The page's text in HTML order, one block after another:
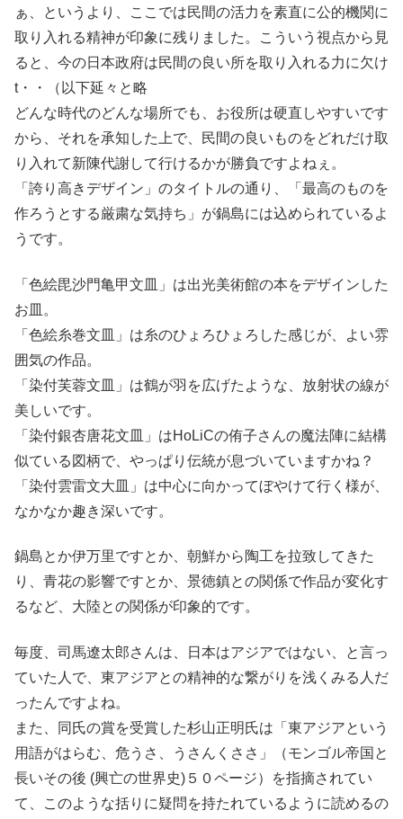
ぁ、というより、ここでは民間の活力を素直に公的機関に
取り入れる精神が印象に残りました。こういう視点から見
ると、今の日本政府は民間の良い所を取り入れる力に欠け
t・・（以下延々と略
どんな時代のどんな場所でも、お役所は硬直しやすいです
から、それを承知した上で、民間の良いものをどれだけ取
り入れて新陳代謝して行けるかが勝負ですよねぇ。
「誇り高きデザイン」のタイトルの通り、「最高のものを
作ろうとする厳粛な気持ち」が鍋島には込められているよ
うです。
「色絵毘沙門亀甲文皿」は出光美術館の本をデザインした
お皿。
「色絵糸巻文皿」は糸のひょろひょろした感じが、よい雰
囲気の作品。
「染付芙蓉文皿」は鶴が羽を広げたような、放射状の線が
美しいです。
「染付銀杏唐花文皿」はHoLiCの侑子さんの魔法陣に結構
似ている図柄で、やっぱり伝統が息づいていますかね？
「染付雲雷文大皿」は中心に向かってぼやけて行く様が、
なかなか趣き深いです。
鍋島とか伊万里ですとか、朝鮮から陶工を拉致してきた
り、青花の影響ですとか、景徳鎮との関係で作品が変化す
るなど、大陸との関係が印象的です。
毎度、司馬遼太郎さんは、日本はアジアではない、と言っ
ていた人で、東アジアとの精神的な繋がりを浅くみる人だ
ったんですよね。
また、同氏の賞を受賞した杉山正明氏は「東アジアという
用語がはらむ、危うさ、うさんくささ」（モンゴル帝国と
長いその後 (興亡の世界史)５０ページ）を指摘されてい
て、このような括りに疑問を持たれているように読めるの